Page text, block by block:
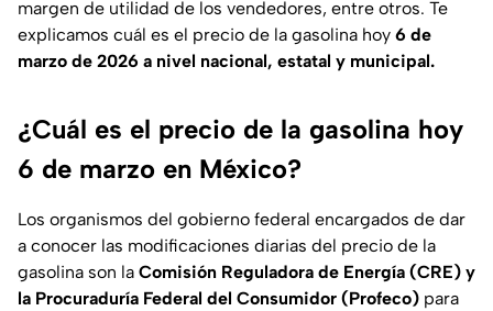
margen de utilidad de los vendedores, entre otros. Te
explicamos cuál es el precio de la gasolina hoy 6 de
marzo de 2026 a nivel nacional, estatal y municipal.
¿Cuál es el precio de la gasolina hoy
6 de marzo en México?
Los organismos del gobierno federal encargados de dar
a conocer las modificaciones diarias del precio de la
gasolina son la Comisión Reguladora de Energía (CRE) y
la Procuraduría Federal del Consumidor (Profeco) para